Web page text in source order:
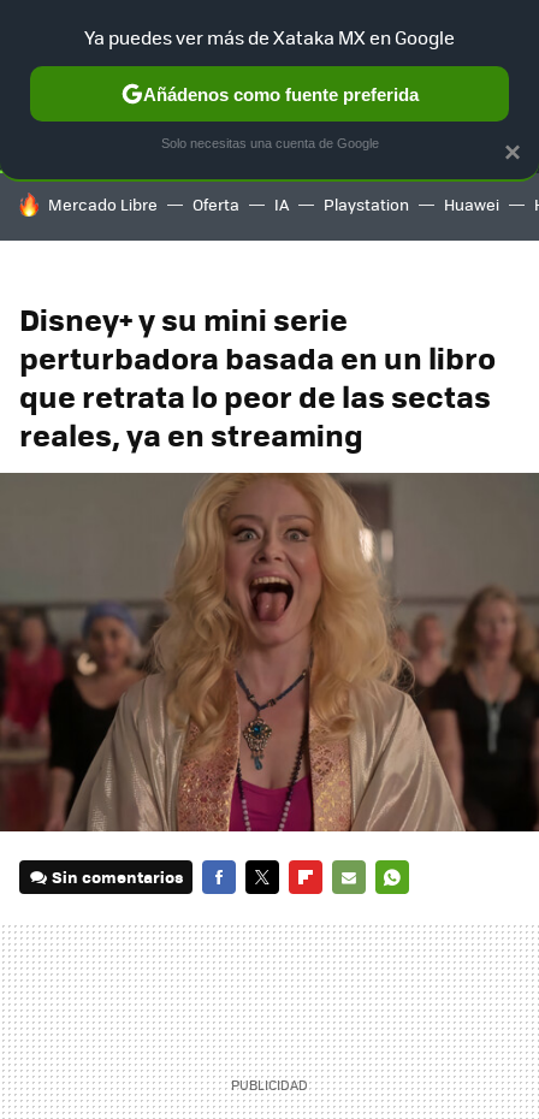
SELECCIÓN GAMING HOME AUTO TERRITORIO
HOY SE HABLA DE
Mercado Libre Oferta IA Playstation Huawei
Disney+ y su mini serie
perturbadora basada en un libro
que retrata lo peor de las sectas
reales, ya en streaming
Sin comentarios
MAIL
×
Ya puedes ver más de Xataka MX en Google
Añádenos como fuente preferida
Solo necesitas una cuenta de Google